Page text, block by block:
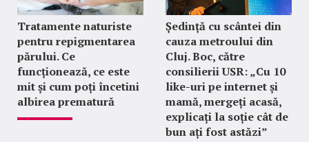
Tratamente naturiste
pentru repigmentarea
părului. Ce
funcționează, ce este
mit și cum poți încetini
albirea prematură
Ședință cu scântei din
cauza metroului din
Cluj. Boc, către
consilierii USR: „Cu 10
like-uri pe internet și
mamă, mergeți acasă,
explicați la soție cât de
bun ați fost astăzi”